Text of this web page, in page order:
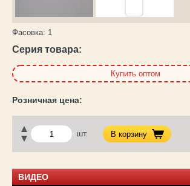
Фасовка: 1
Серия товара:
Купить оптом
шт. В корзину
ВИДЕО